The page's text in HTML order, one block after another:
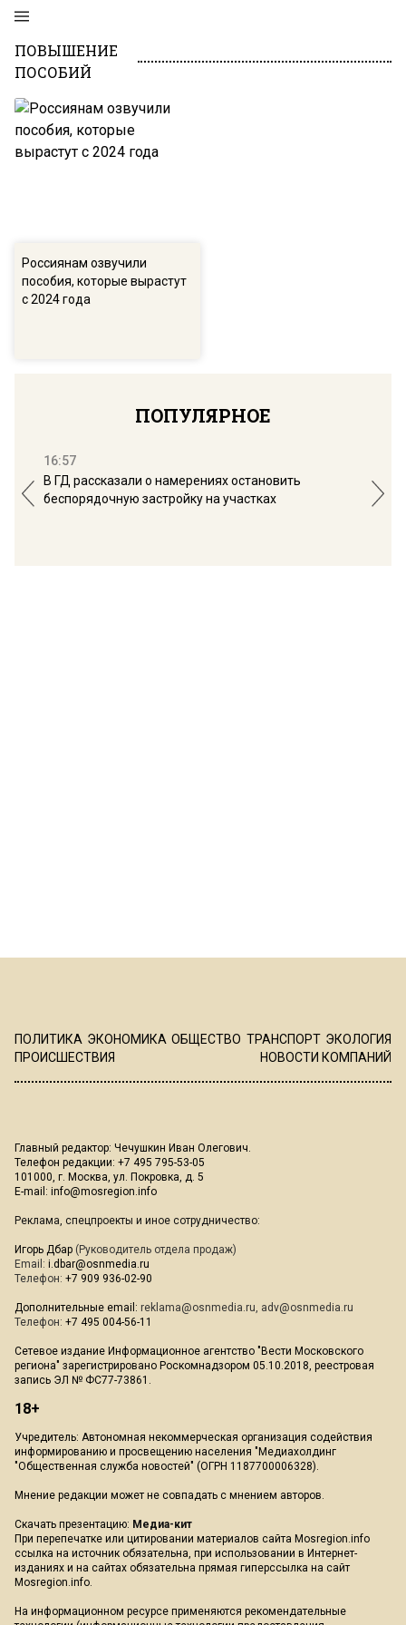
ПОВЫШЕНИЕ
ПОСОБИЙ
Россиянам озвучили
пособия, которые вырастут
с 2024 года
ПОПУЛЯРНОЕ
16:57
В ГД рассказали о намерениях остановить
беспорядочную застройку на участках
ПОЛИТИКА ЭКОНОМИКА ОБЩЕСТВО ТРАНСПОРТ ЭКОЛОГИЯ
ПРОИСШЕСТВИЯ
НОВОСТИ КОМПАНИЙ
Главный редактор: Чечушкин Иван Олегович.
Телефон редакции: +7 495 795-53-05
101000, г. Москва, ул. Покровка, д. 5
E-mail: info@mosregion.info
Реклама, спецпроекты и иное сотрудничество:
Игорь Дбар (Руководитель отдела продаж)
Email: i.dbar@osnmedia.ru
Телефон: +7 909 936-02-90
Дополнительные email: reklama@osnmedia.ru, adv@osnmedia.ru
Телефон: +7 495 004-56-11
Сетевое издание Информационное агентство "Вести Московского
региона" зарегистрировано Роскомнадзором 05.10.2018, реестровая
запись ЭЛ № ФС77-73861.
18+
Учредитель: Автономная некоммерческая организация содействия
информированию и просвещению населения "Медиахолдинг
"Общественная служба новостей" (ОГРН 1187700006328).
Мнение редакции может не совпадать с мнением авторов.
Скачать презентацию: Медиа-кит
При перепечатке или цитировании материалов сайта Mosregion.info
ссылка на источник обязательна, при использовании в Интернет-
изданиях и на сайтах обязательна прямая гиперссылка на сайт
Mosregion.info.
На информационном ресурсе применяются рекомендательные